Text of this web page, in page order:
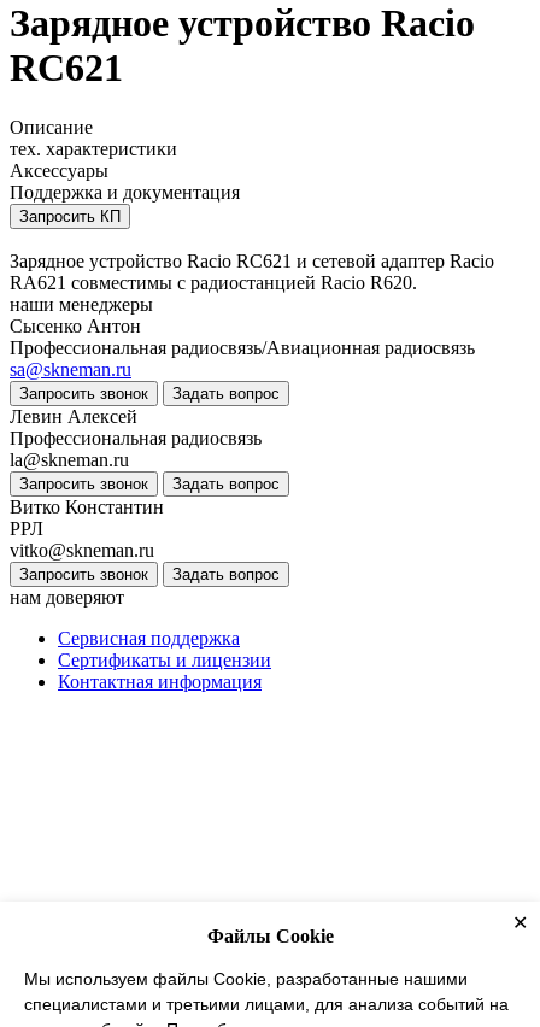
Зарядное устройство Racio
RC621
Описание
тех. характеристики
Аксессуары
Поддержка и документация
Запросить КП
Зарядное устройство Racio RC621 и сетевой адаптер Racio
RA621 совместимы с радиостанцией Racio R620.
наши менеджеры
Сысенко Антон
Профессиональная радиосвязь/Авиационная радиосвязь
sa@skneman.ru
Запросить звонок Задать вопрос
Левин Алексей
Профессиональная радиосвязь
la@skneman.ru
Запросить звонок Задать вопрос
Витко Константин
РРЛ
vitko@skneman.ru
Запросить звонок Задать вопрос
нам доверяют
Сервисная поддержка
Сертификаты и лицензии
Контактная информация
Файлы Cookie
Мы используем файлы Cookie, разработанные нашими
специалистами и третьими лицами, для анализа событий на
✕